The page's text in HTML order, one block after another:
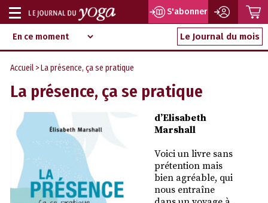
Aller
au
contenu
d‘information
indépendant
Afficher
ou
masquer
navigation
S'abonner
Le Journal du mois
Accueil > La présence, ça se pratique
La présence, ça se pratique
d’Elisabeth
Marshall
Voici un livre sans
prétention mais
bien agréable, qui
nous entraîne